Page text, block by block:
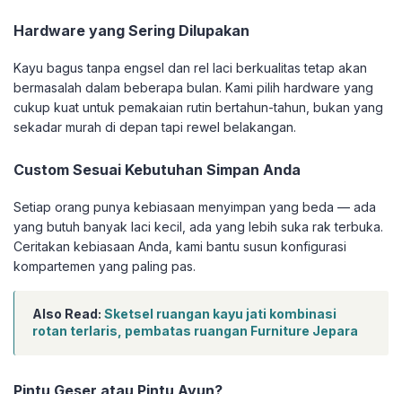
Hardware yang Sering Dilupakan
Kayu bagus tanpa engsel dan rel laci berkualitas tetap akan
bermasalah dalam beberapa bulan. Kami pilih hardware yang
cukup kuat untuk pemakaian rutin bertahun-tahun, bukan yang
sekadar murah di depan tapi rewel belakangan.
Custom Sesuai Kebutuhan Simpan Anda
Setiap orang punya kebiasaan menyimpan yang beda — ada
yang butuh banyak laci kecil, ada yang lebih suka rak terbuka.
Ceritakan kebiasaan Anda, kami bantu susun konfigurasi
kompartemen yang paling pas.
Also Read: Sketsel ruangan kayu jati kombinasi
rotan terlaris, pembatas ruangan Furniture Jepara